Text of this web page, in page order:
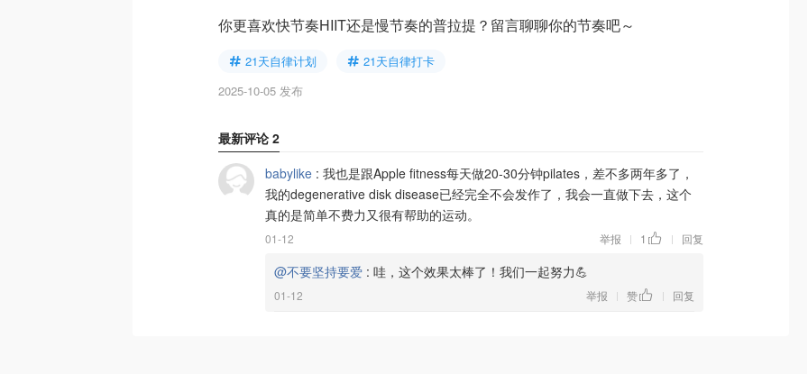
你更喜欢快节奏HIIT还是慢节奏的普拉提？留言聊聊你的节奏吧～
21天自律计划
21天自律打卡
2025-10-05 发布
最新评论 2
babylike : 我也是跟Apple fitness每天做20-30分钟pilates，差不多两年多了，
我的degenerative disk disease已经完全不会发作了，我会一直做下去，这个
真的是简单不费力又很有帮助的运动。
01-12 举报 | 1 | 回复
@不要坚持要爱 : 哇，这个效果太棒了！我们一起努力💪
01-12 举报 | 赞 | 回复